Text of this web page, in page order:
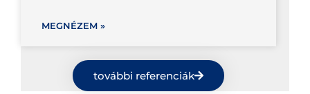
MEGNÉZEM »
további referenciák